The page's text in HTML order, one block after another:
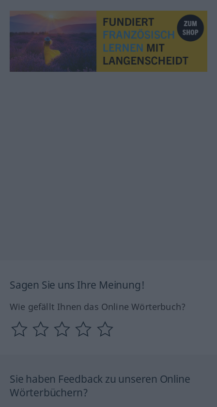
Sagen Sie uns Ihre Meinung!
Wie gefällt Ihnen das Online Wörterbuch?
Sie haben Feedback zu unseren Online
Wörterbüchern?